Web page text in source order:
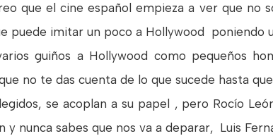
que el cine español empieza a ver que no
puede imitar un poco a Hollywood poniendo
guiños a Hollywood como pequeños
no te das cuenta de lo que sucede hasta
se acoplan a su papel , pero Rocío
y nunca sabes que nos va a deparar, Luis